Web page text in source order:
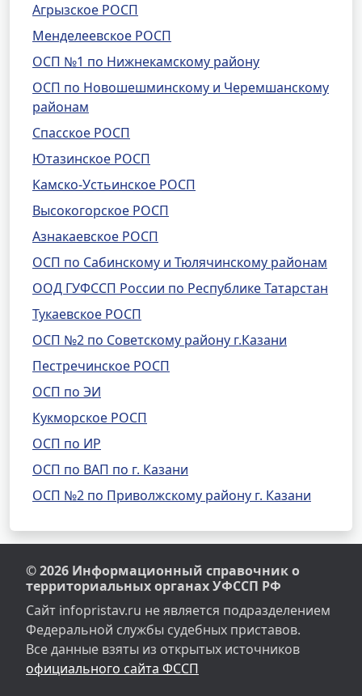
Агрызское РОСП
Менделеевское РОСП
ОСП №1 по Нижнекамскому району
ОСП по Новошешминскому и Черемшанскому
районам
Спасское РОСП
Ютазинское РОСП
Камско-Устьинское РОСП
Высокогорское РОСП
Азнакаевское РОСП
ОСП по Сабинскому и Тюлячинскому районам
ООД ГУФССП России по Республике Татарстан
Тукаевское РОСП
ОСП №2 по Советскому району г.Казани
Пестречинское РОСП
ОСП по ЭИ
Кукморское РОСП
ОСП по ИР
ОСП по ВАП по г. Казани
ОСП №2 по Приволжскому району г. Казани
© 2026 Информационный справочник о
территориальных органах УФССП РФ
Сайт infopristav.ru не является подразделением
Федеральной службы судебных приставов.
Все данные взяты из открытых источников
официального сайта ФССП